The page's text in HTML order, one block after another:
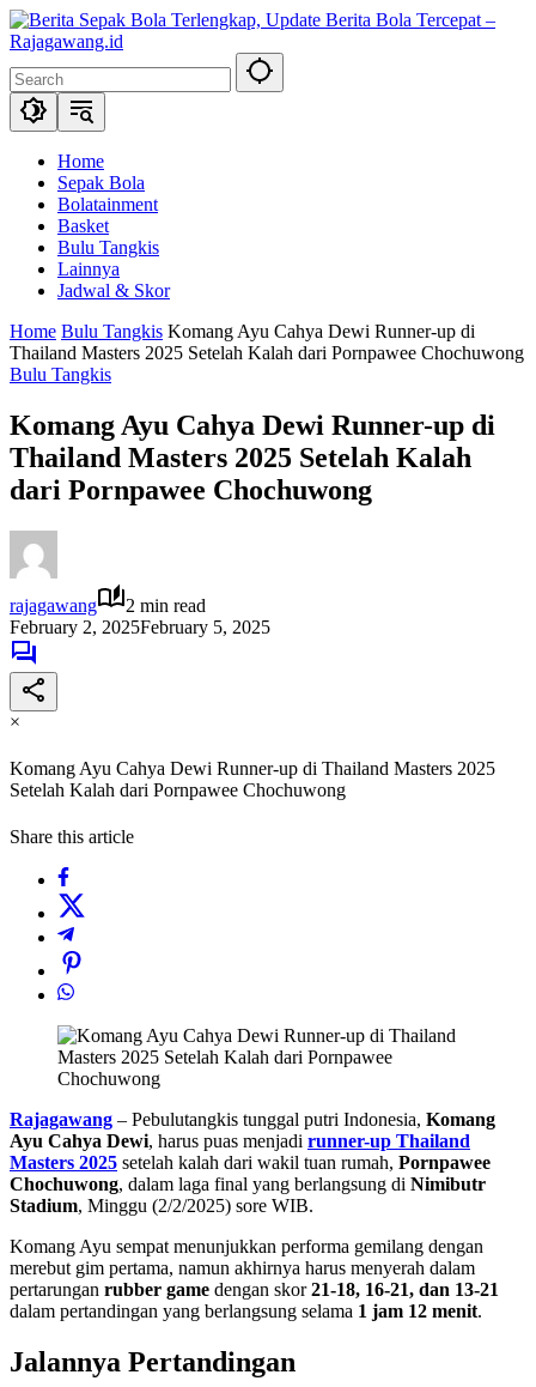
Skip
to
Home
Sepak Bola
Bolatainment
Basket
Bulu Tangkis
Lainnya
Jadwal & Skor
Home Bulu Tangkis Komang Ayu Cahya Dewi Runner-up di
Thailand Masters 2025 Setelah Kalah dari Pornpawee Chochuwong
Bulu Tangkis
Komang Ayu Cahya Dewi Runner-up di
Thailand Masters 2025 Setelah Kalah
dari Pornpawee Chochuwong
rajagawang
2 min read
February 2, 2025February 5, 2025
×
Komang Ayu Cahya Dewi Runner-up di Thailand Masters 2025
Setelah Kalah dari Pornpawee Chochuwong
Share this article
Rajagawang – Pebulutangkis tunggal putri Indonesia, Komang
Ayu Cahya Dewi, harus puas menjadi runner-up Thailand
Masters 2025 setelah kalah dari wakil tuan rumah, Pornpawee
Chochuwong, dalam laga final yang berlangsung di Nimibutr
Stadium, Minggu (2/2/2025) sore WIB.
Komang Ayu sempat menunjukkan performa gemilang dengan
merebut gim pertama, namun akhirnya harus menyerah dalam
pertarungan rubber game dengan skor21-18, 16-21, dan 13-21
dalam pertandingan yang berlangsung selama 1 jam 12 menit.
Jalannya Pertandingan